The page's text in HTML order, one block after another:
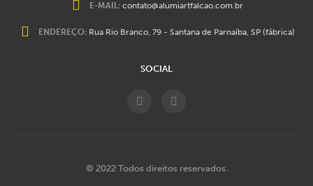
E-MAIL: contato@alumiartfalcao.com.br
ENDEREÇO: Rua Rio Branco, 79 - Santana de Parnaíba, SP (fábrica)
SOCIAL
© 2022 Todos direitos reservados.